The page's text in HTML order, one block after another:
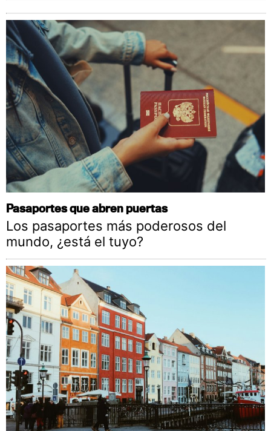
Pasaportes que abren puertas
Los pasaportes más poderosos del
mundo, ¿está el tuyo?